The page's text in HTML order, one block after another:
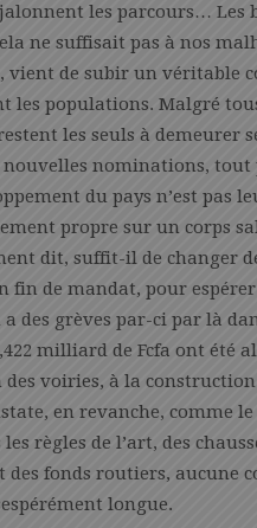
les parcours… Les
ne suffisait pas à nos
vient de subir un véritable
les populations. Malgré
les seuls à demeurer
nouvelles nominations,
du pays n’est pas
propre sur un corps
dit, suffit-il de changer
fin de mandat, pour
a des grèves par-ci par là
milliard de Fcfa ont été
voiries, à la construction
en revanche, comme
les règles de l’art, des
des fonds routiers, aucune
longue.